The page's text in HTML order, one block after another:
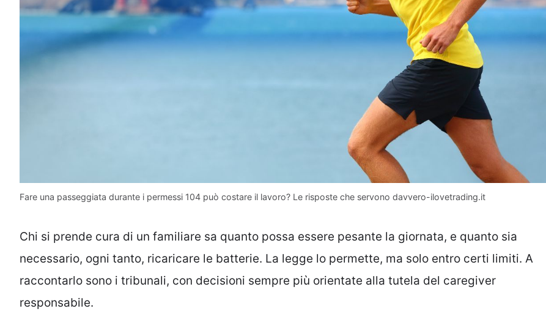
Fare una passeggiata durante i permessi 104 può costare il lavoro? Le risposte che servono davvero-ilovetrading.it
Chi si prende cura di un familiare sa quanto possa essere pesante la giornata, e quanto sia
necessario, ogni tanto, ricaricare le batterie. La legge lo permette, ma solo entro certi limiti. A
raccontarlo sono i tribunali, con decisioni sempre più orientate alla tutela del caregiver
responsabile.